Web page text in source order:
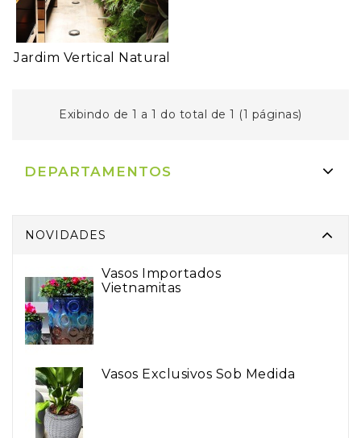
Jardim Vertical Natural
Exibindo de 1 a 1 do total de 1 (1 páginas)
DEPARTAMENTOS
NOVIDADES
Vasos Importados
Vietnamitas
Vasos Exclusivos Sob Medida